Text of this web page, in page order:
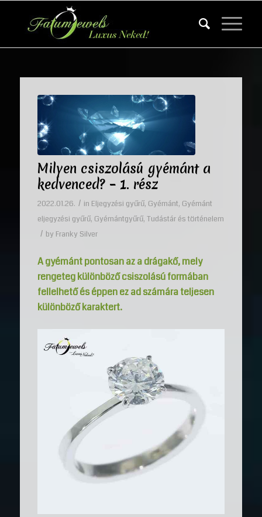
Milyen csiszolású gyémánt a
kedvenced? – 1. rész
2022.01.26. / in Eljegyzési gyűrű, Gyémánt, Gyémánt
eljegyzési gyűrű, Gyémántgyűrű, Tudástár és történelem
/ by Franky Silver
A gyémánt pontosan az a drágakő, mely
rengeteg különböző csiszolású formában
fellelhető és éppen ez ad számára teljesen
különböző karaktert.